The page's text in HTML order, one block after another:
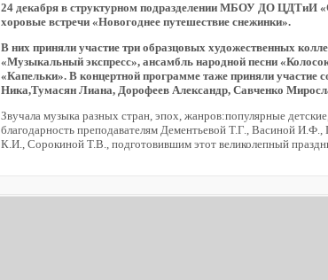
24 декабря в структурном подразделении МБОУ ДО ЦДТиИ
хоровые встречи «Новогоднее путешествие снежинки».
В них приняли участие три образцовых художественных
«Музыкальный экспресс», ансамбль народной песни
«Капельки». В концертной программе таже приняли
Ника,Тумасян Лиана, Дорофеев Александр, Савченко
Звучала музыка разных стран, эпох, жанров:популярные
благодарность преподавателям Дементьевой Т.Г., Васиной
К.И., Сорокиной Т.В., подготовившим этот великолепный